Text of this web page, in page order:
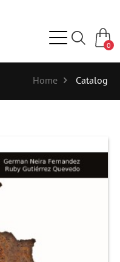
0
Home Catalog